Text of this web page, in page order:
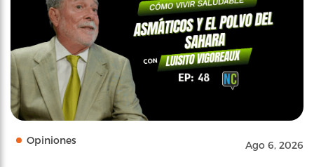
Opiniones Ago 6, 2026